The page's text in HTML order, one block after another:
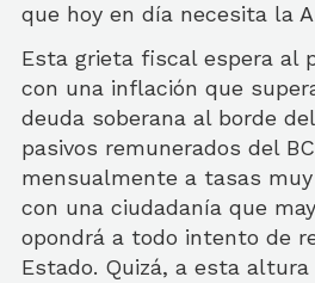
que hoy en día necesita la
Esta grieta fiscal espera al
con una inflación que
deuda soberana al borde
pasivos remunerados del
mensualmente a tasas
con una ciudadanía que
opondrá a todo intento de
Estado. Quizá, a esta